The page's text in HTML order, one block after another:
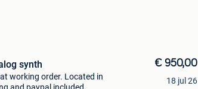
synth
working order. Located in
€ 950,00
18 jul 26